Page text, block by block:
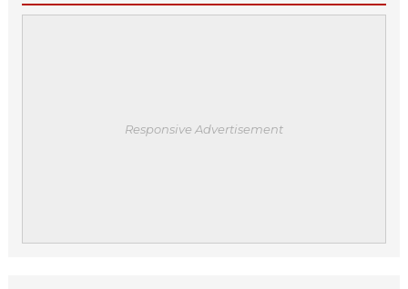
Responsive Advertisement